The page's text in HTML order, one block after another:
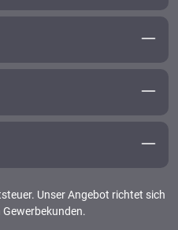
Unser Angebot richtet sich